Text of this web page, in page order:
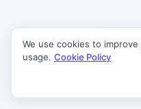
We use cookies to
usage. Cookie Policy